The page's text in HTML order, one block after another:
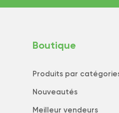
Boutique
Produits par
Nouveautés
Meilleur vendeurs